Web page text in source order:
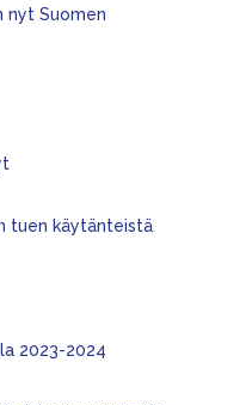
nyt Suomen
tuen käytänteistä
2023-2024